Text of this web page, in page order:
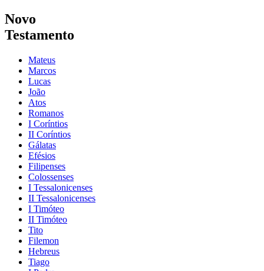
Novo
Testamento
Mateus
Marcos
Lucas
João
Atos
Romanos
I Coríntios
II Coríntios
Gálatas
Efésios
Filipenses
Colossenses
I Tessalonicenses
II Tessalonicenses
I Timóteo
II Timóteo
Tito
Filemon
Hebreus
Tiago